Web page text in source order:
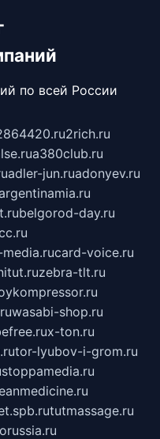
по всей России
2rich.ru
a380club.ru
adler-jun.ruadonyev.ru
belgorod-day.ru
card-voice.ru
zebra-tlt.ru
wasabi-shop.ru
x-ton.ru
tor-lyubov-i-grom.ru
stoppamedia.ru
tutmassage.ru